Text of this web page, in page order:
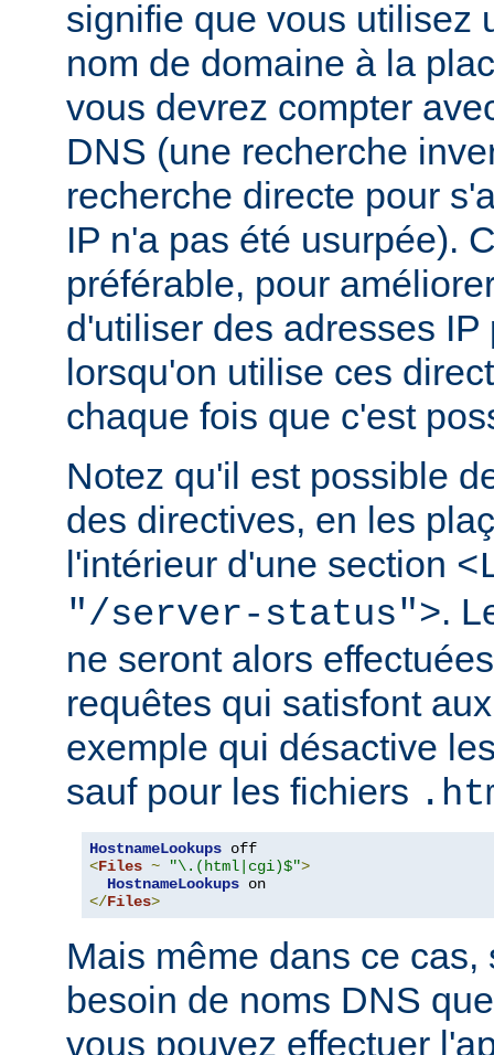
signifie que vous utilisez
nom de domaine à la
vous devrez compter
DNS (une recherche
recherche directe pour
IP n'a pas été usurpée).
préférable, pour
d'utiliser des adresses
lorsqu'on utilise ces
chaque fois que c'est
Notez qu'il est possible
des directives, en les
l'intérieur d'une section
"/server-status">.
ne seront alors
requêtes qui satisfont
exemple qui désactive
sauf pour les fichiers
HostnameLookups
<Files ~ "\.(html|cgi)$">
HostnameLookups
</Files>
Mais même dans ce cas,
besoin de noms DNS
vous pouvez effectuer